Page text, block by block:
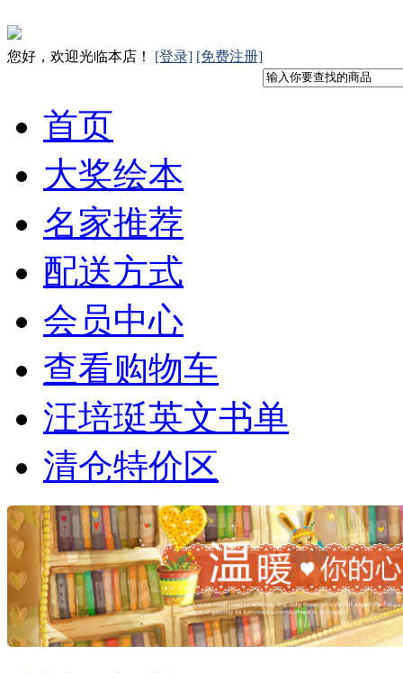
您好，欢迎光临本店！ [登录] [免费注册]
首页
大奖绘本
名家推荐
配送方式
会员中心
查看购物车
汪培珽英文书单
清仓特价区